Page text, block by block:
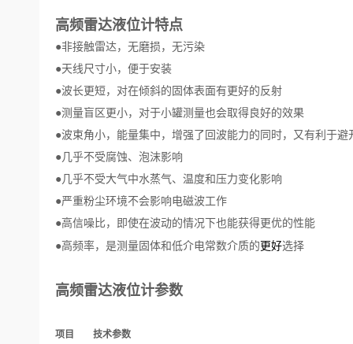
高频雷达液位计特点
●非接触雷达，无磨损，无污染
●天线尺寸小，便于安装
●波长更短，对在倾斜的固体表面有更好的反射
●测量盲区更小，对于小罐测量也会取得良好的效果
●波束角小，能量集中，增强了回波能力的同时，又有利于避
●几乎不受腐蚀、泡沫影响
●几乎不受大气中水蒸气、温度和压力变化影响
●严重粉尘环境不会影响电磁波工作
●高信噪比，即使在波动的情况下也能获得更优的性能
●高频率，是测量固体和低介电常数介质的 更好选择
高频雷达液位计参数
项目
技术参数